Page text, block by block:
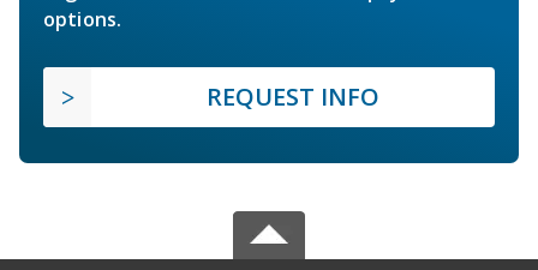
options.
REQUEST INFO